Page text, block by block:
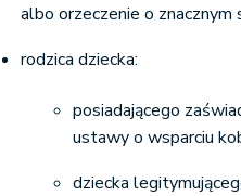
albo orzeczenie o znacznym
rodzica dziecka:
posiadającego
ustawy o wsparciu
dziecka